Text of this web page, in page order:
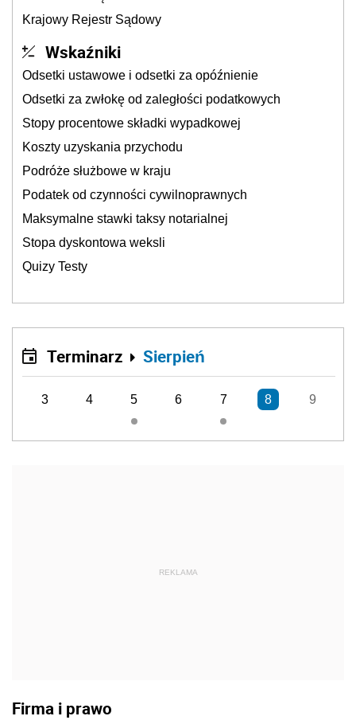
Krajowy Rejestr Sądowy
Wskaźniki
Odsetki ustawowe i odsetki za opóźnienie
Odsetki za zwłokę od zaległości podatkowych
Stopy procentowe składki wypadkowej
Koszty uzyskania przychodu
Podróże służbowe w kraju
Podatek od czynności cywilnoprawnych
Maksymalne stawki taksy notarialnej
Stopa dyskontowa weksli
Quizy Testy
Terminarz Sierpień
3 4 5 6 7 8 9
REKLAMA
Firma i prawo